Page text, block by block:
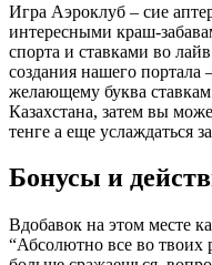
Игра Аэроклуб – сие
интересными краш-
спорта и ставками во
создания нашего портала
желающему буква
Казахстана, затем вы
тенге а еще услаждаться
Бонусы и
Вдобавок на этом месте
“Абсолютно все во твоих